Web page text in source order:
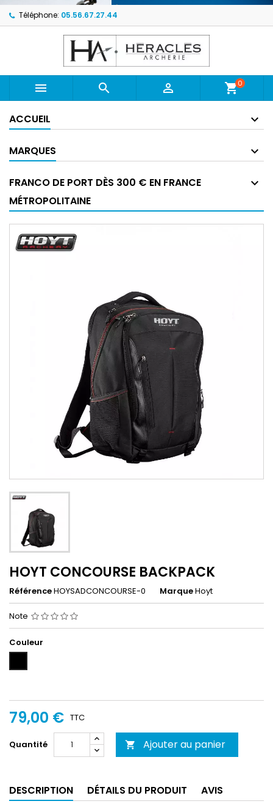
Téléphone: 05.56.67.27.44
   shopping_cart0
ACCUEIL
MARQUES
FRANCO DE PORT DÈS 300 € EN FRANCE
MÉTROPOLITAINE
HOYT CONCOURSE BACKPACK
RéférenceHOYSADCONCOURSE-0 MarqueHoyt
Note
Couleur
79,00 € TTC
Quantité  Ajouter au panier
DESCRIPTION DÉTAILS DU PRODUIT AVIS